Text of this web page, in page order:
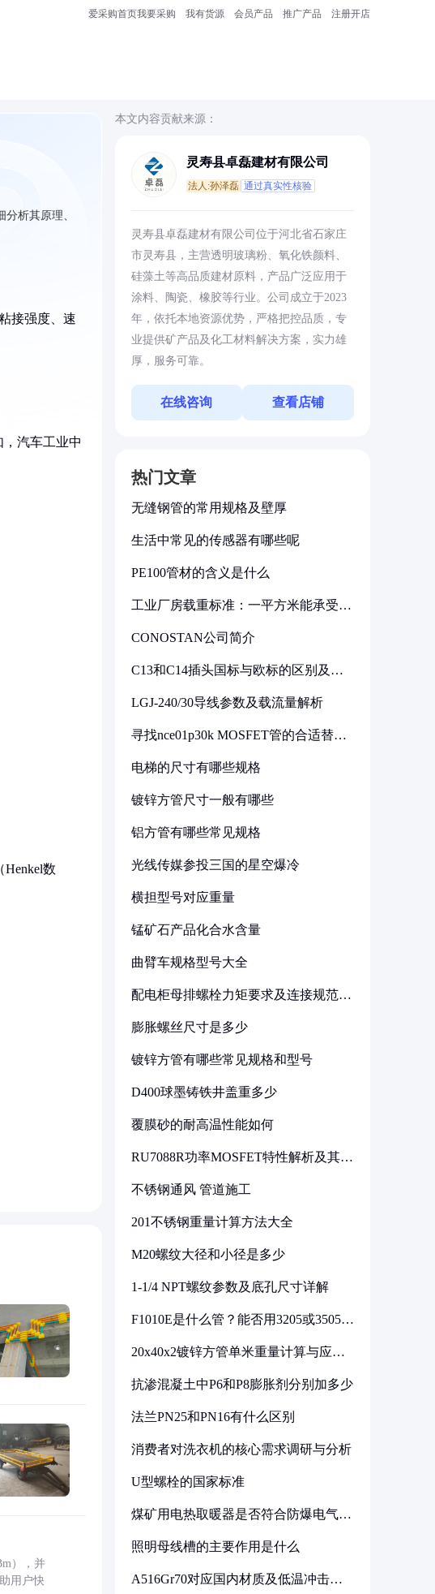
爱采购首页我要采购 我有货源 会员产品 推广产品 注册开店
析其原理、
接强度、速
汽车工业中
Henkel数
），并
用户快
本文内容贡献来源：
灵寿县卓磊建材有限公司
法人:孙泽磊 通过真实性核验
灵寿县卓磊建材有限公司位于河北省石家庄
市灵寿县，主营透明玻璃粉、氧化铁颜料、
硅藻土等高品质建材原料，产品广泛应用于
涂料、陶瓷、橡胶等行业。公司成立于2023
年，依托本地资源优势，严格把控品质，专
业提供矿产品及化工材料解决方案，实力雄
厚，服务可靠。
在线咨询 查看店铺
热门文章
无缝钢管的常用规格及壁厚
生活中常见的传感器有哪些呢
PE100管材的含义是什么
工业厂房载重标准：一平方米能承受多
CONOSTAN公司简介
C13和C14插头国标与欧标的区别及其
LGJ-240/30导线参数及载流量解析
寻找nce01p30k MOSFET管的合适替代
电梯的尺寸有哪些规格
镀锌方管尺寸一般有哪些
铝方管有哪些常见规格
光线传媒参投三国的星空爆冷
横担型号对应重量
锰矿石产品化合水含量
曲臂车规格型号大全
配电柜母排螺栓力矩要求及连接规范详
膨胀螺丝尺寸是多少
镀锌方管有哪些常见规格和型号
D400球墨铸铁井盖重多少
覆膜砂的耐高温性能如何
RU7088R功率MOSFET特性解析及其在
不锈钢通风 管道施工
201不锈钢重量计算方法大全
M20螺纹大径和小径是多少
1-1/4 NPT螺纹参数及底孔尺寸详解
F1010E是什么管？能否用3205或3505代
20x40x2镀锌方管单米重量计算与应用
抗渗混凝土中P6和P8膨胀剂分别加多少
法兰PN25和PN16有什么区别
消费者对洗衣机的核心需求调研与分析
U型螺栓的国家标准
煤矿用电热取暖器是否符合防爆电气设
照明母线槽的主要作用是什么
A516Gr70对应国内材质及低温冲击要